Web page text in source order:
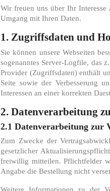
Wir freuen uns über Ihr
Umgang mit Ihren Daten.
1. Zugriffsdaten und
Sie können unsere Webseiten
sogenanntes Server-Logfile, das
Provider (Zugriffsdaten) enthält
Seite sowie der Verbesserung
Interessen an einer korrekten
2. Datenverarbeitung
2.1 Datenverarbeitung zur
Zum Zwecke der
gesetzlicher
freiwillig mitteilen. Pflichtfelder
Angabe die Bestellung nicht